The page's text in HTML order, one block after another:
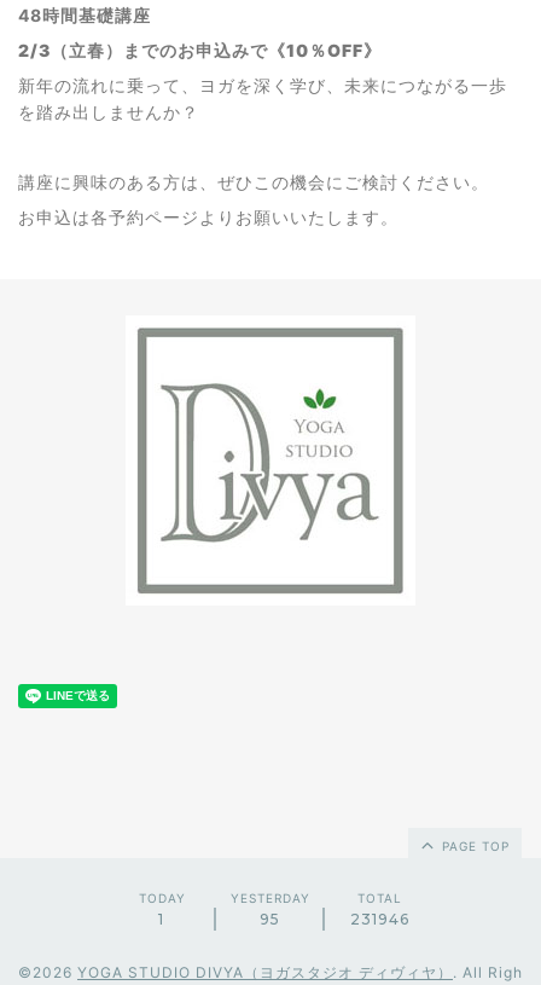
48時間基礎講座
2/3（立春）までのお申込みで《10％OFF》
新年の流れに乗って、ヨガを深く学び、未来につながる一歩
を踏み出しませんか？
講座に興味のある方は、ぜひこの機会にご検討ください。
お申込は各予約ページよりお願いいたします。
PAGE TOP
TODAY
1
YESTERDAY
95
TOTAL
231946
©2026 YOGA STUDIO DIVYA（ヨガスタジオ ディヴィヤ） . All Righ